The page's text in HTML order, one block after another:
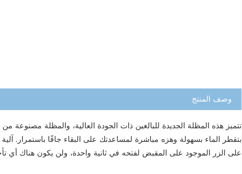
وصف المنتج
بتقطر الماء بسهولة وهزه مباشرة لمساعدتك على البقاء جافًا باستمرار.
على الزر الموجود على المقبض لفتحه في ثانية واحدة، ولن يكون هناك أي